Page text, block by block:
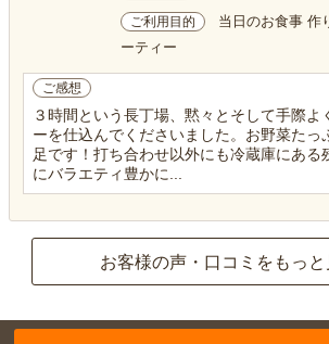
ご利用目的
当日のお食事 作
ーティー
ご感想
３時間という長丁場、黙々とそして手際よ
ーを仕込んでくださいました。お野菜たっ
足です！打ち合わせ以外にも冷蔵庫にある
にバラエティ豊かに...
お客様の声・口コミをもっと